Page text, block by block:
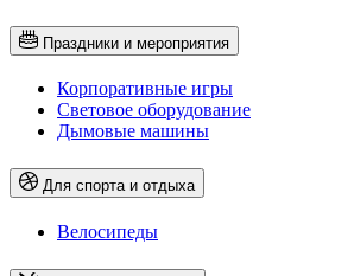
Праздники и мероприятия
Корпоративные игры
Световое оборудование
Дымовые машины
Для спорта и отдыха
Велосипеды